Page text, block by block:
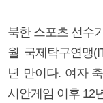
북한 스포츠 선수
월 국제탁구연맹
년 만이다. 여자
시안게임 이후 12